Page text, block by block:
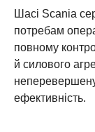
Шасі Scania
потребам
повному
й силового
неперевершену
ефективність.